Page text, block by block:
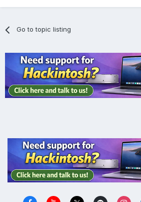
Go to topic listing